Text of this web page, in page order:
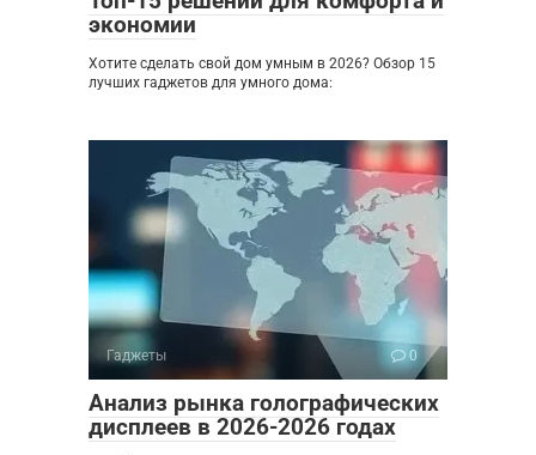
экономии
Хотите сделать свой дом умным в 2026? Обзор 15
лучших гаджетов для умного дома:
Гаджеты 0
Анализ рынка голографических
дисплеев в 2026-2026 годах